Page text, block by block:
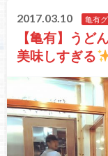
2017.03.10 亀有
【亀有】うど
美味しすぎる